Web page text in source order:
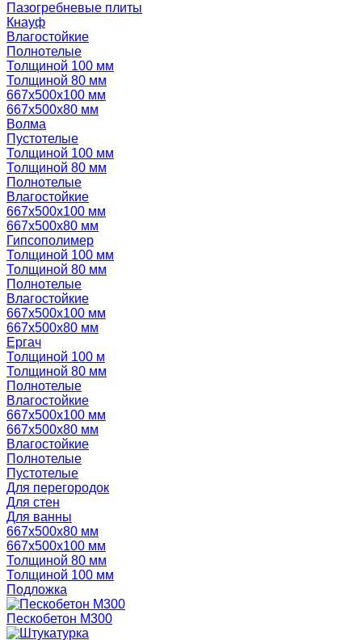
Пазогребневые плиты
Кнауф
Влагостойкие
Полнотелые
Толщиной 100 мм
Толщиной 80 мм
667х500х100 мм
667х500х80 мм
Волма
Пустотелые
Толщиной 100 мм
Толщиной 80 мм
Полнотелые
Влагостойкие
667х500х100 мм
667х500х80 мм
Гипсополимер
Толщиной 100 мм
Толщиной 80 мм
Полнотелые
Влагостойкие
667х500х100 мм
667х500х80 мм
Ергач
Толщиной 100 м
Толщиной 80 мм
Полнотелые
Влагостойкие
667х500х100 мм
667х500х80 мм
Влагостойкие
Полнотелые
Пустотелые
Для перегородок
Для стен
Для ванны
667х500х80 мм
667х500х100 мм
Толщиной 80 мм
Толщиной 100 мм
Подложка
Пескобетон М300